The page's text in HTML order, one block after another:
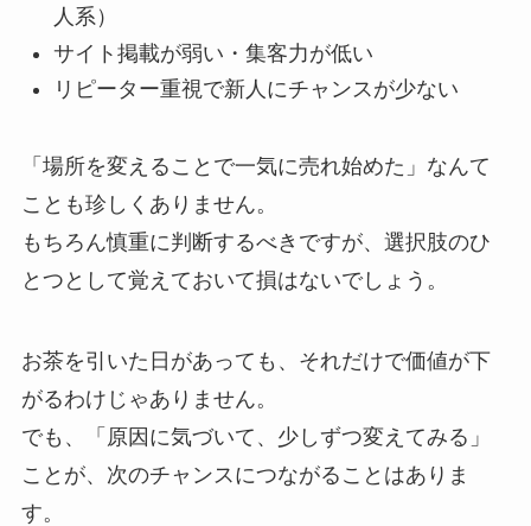
人系）
サイト掲載が弱い・集客力が低い
リピーター重視で新人にチャンスが少ない
「場所を変えることで一気に売れ始めた」なんて
ことも珍しくありません。
もちろん慎重に判断するべきですが、選択肢のひ
とつとして覚えておいて損はないでしょう。
お茶を引いた日があっても、それだけで価値が下
がるわけじゃありません。
でも、「原因に気づいて、少しずつ変えてみる」
ことが、次のチャンスにつながることはありま
す。